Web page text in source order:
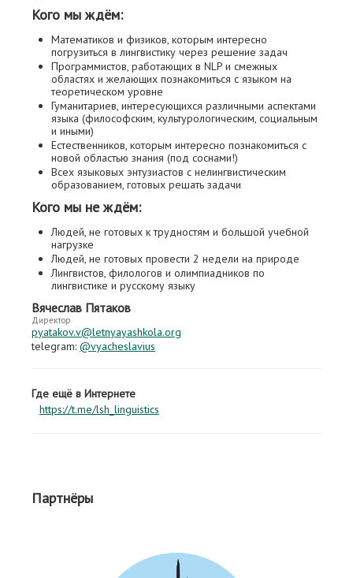
Кого мы ждём:
Математиков и физиков, которым интересно
погрузиться в лингвистику через решение задач
Программистов, работающих в NLP и смежных
областях и желающих познакомиться с языком на
теоретическом уровне
Гуманитариев, интересующихся различными аспектами
языка (философским, культурологическим, социальным
и иными)
Естественников, которым интересно познакомиться с
новой областью знания (под соснами!)
Всех языковых энтузиастов с нелингвистическим
образованием, готовых решать задачи
Кого мы не ждём:
Людей, не готовых к трудностям и большой учебной
нагрузке
Людей, не готовых провести 2 недели на природе
Лингвистов, филологов и олимпиадников по
лингвистике и русскому языку
Вячеслав Пятаков
Директор
pyatakov.v@letnyayashkola.org
telegram: @vyacheslavius
Где ещё в Интернете
https://t.me/lsh_linguistics
Партнёры